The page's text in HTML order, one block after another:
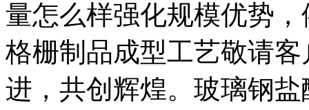
量怎么样强化规模优势
格栅制品成型工艺敬请
进，共创辉煌。玻璃钢